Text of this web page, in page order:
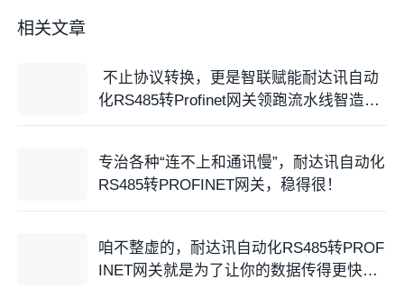
相关文章
不止协议转换，更是智联赋能耐达讯自动
化RS485转Profinet网关领跑流水线智造升
专治各种“连不上和通讯慢”，耐达讯自动化
RS485转PROFINET网关，稳得很！
咱不整虚的，耐达讯自动化RS485转PROF
INET网关就是为了让你的数据传得更快、